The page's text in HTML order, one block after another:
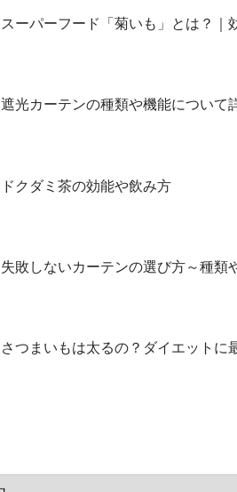
スーパーフード「菊いも」とは？｜
遮光カーテンの種類や機能について
ドクダミ茶の効能や飲み方
失敗しないカーテンの選び方～種類
さつまいもは太るの？ダイエットに